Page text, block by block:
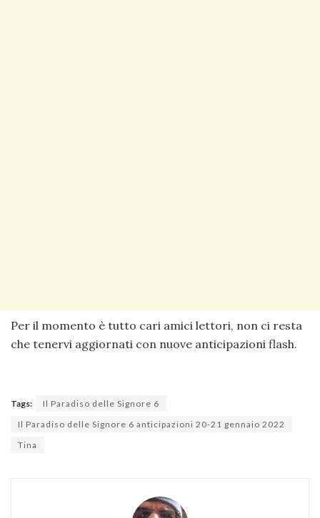
Per il momento è tutto cari amici lettori, non ci resta
che tenervi aggiornati con nuove anticipazioni flash.
Tags:
Il Paradiso delle Signore 6
Il Paradiso delle Signore 6 anticipazioni 20-21 gennaio 2022
Tina